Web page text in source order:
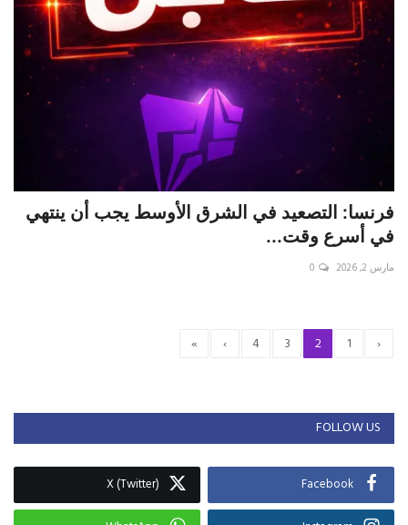
فرنسا: التصعيد في الشرق الأوسط يجب أن ينتهي
في أسرع وقت...
مارس 2, 2026 0
‹
1
2
3
4
›
»
FOLLOW US
Facebook
X (Twitter)